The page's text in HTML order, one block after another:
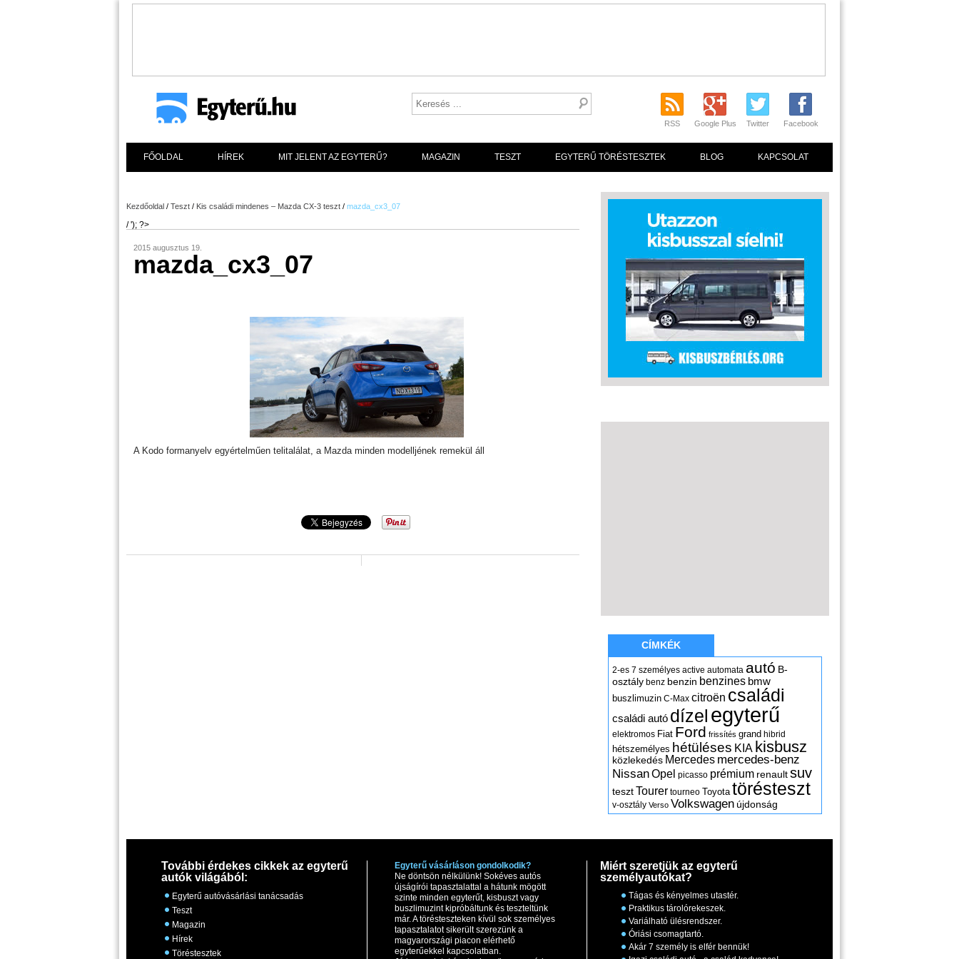
RSS Google Plus Twitter Facebook
FŐOLDAL HÍREK MIT JELENT AZ EGYTERŰ? MAGAZIN TESZT EGYTERŰ TÖRÉSTESZTEK BLOG KAPCSOLAT
Kezdőoldal / Teszt / Kis családi mindenes – Mazda CX-3 teszt / mazda_cx3_07
/ '); ?>
2015 augusztus 19.
mazda_cx3_07
A Kodo formanyelv egyértelműen telitalálat, a Mazda minden modelljének remekül áll
CÍMKÉK
2-es 7 személyes active automata autó B-
osztály benz benzin benzines bmw
buszlimuzin C-Max citroën családi
családi autó dízel egyterű
elektromos Fiat Ford frissítés grand hibrid
hétszemélyes hétüléses KIA kisbusz
közlekedés Mercedes mercedes-benz
NissanOpel picasso prémium renaultsuv
tesztTourer tourneo Toyota törésteszt
v-osztály Verso Volkswagen újdonság
További érdekes cikkek az egyterű
autók világából:
Egyterű autóvásárlási tanácsadás
Teszt
Magazin
Hírek
Töréstesztek
Egyterű vásárláson gondolkodik?
Ne döntsön nélkülünk! Sokéves autós
újságírói tapasztalattal a hátunk mögött
szinte minden egyterűt, kisbuszt vagy
buszlimuzint kipróbáltunk és teszteltünk
már. A törésteszteken kívül sok személyes
tapasztalatot sikerült szerezünk a
magyarországi piacon elérhető
egyterűekkel kapcsolatban.
Miért szeretjük az egyterű
személyautókat?
Tágas és kényelmes utastér.
Praktikus tárolórekeszek.
Variálható ülésrendszer.
Óriási csomagtartó.
Akár 7 személy is elfér bennük!